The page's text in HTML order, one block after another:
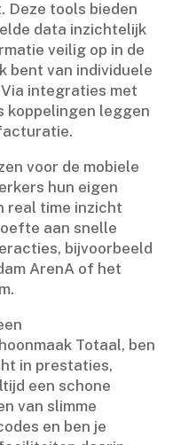
Deze tools bieden
data inzichtelijk
veilig op in de
bent van individuele
integraties met
koppelingen leggen
voor de mobiele
hun eigen
real time inzicht
aan snelle
bijvoorbeeld
ArenA of het
Totaal, ben
in prestaties,
een schone
van slimme
en ben je